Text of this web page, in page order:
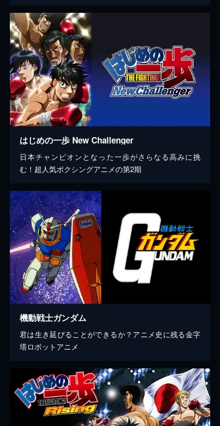
はじめの一歩 New Challenger
日本チャンピオンとなった一歩がさらなる高みに挑
む！超人気ボクシングアニメの第2期
機動戦士ガンダム
君は生き延びることができるか？アニメ史に残る金字
塔ロボットアニメ